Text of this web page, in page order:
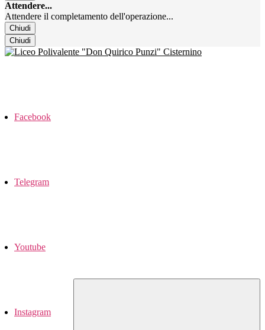
Attendere...
Attendere il completamento dell'operazione...
Chiudi
Chiudi
Facebook
Telegram
Youtube
Instagram